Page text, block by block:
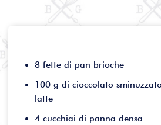
8 fette di pan brioche
100 g di cioccolato
latte
4 cucchiai di panna densa